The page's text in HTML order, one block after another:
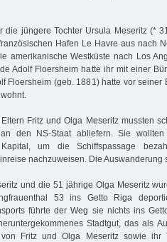
die jüngere Tochter Ursula Meseritz (*
Hafen Le Havre aus nach
amerikanische Westküste nach Los
Adolf Floersheim hatte ihr mit einer
Floersheim (geb. 1881) hatte vor seiner
Fritz und Olga Meseritz mussten
den NS-Staat abliefern. Sie
Kapital, um die Schiffspassage
nachzuweisen. Die Auswanderung
und die 51 jährige Olga Meseritz
53 ins Getto Riga
führte der Weg sie nichts ins
Stadtgut, das als
Fritz und Olga Meseritz sowie ihr